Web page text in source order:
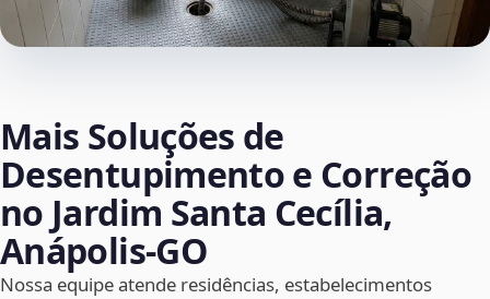
Mais Soluções de
Desentupimento e Correção
no Jardim Santa Cecília,
Anápolis‑GO
Nossa equipe atende residências, estabelecimentos